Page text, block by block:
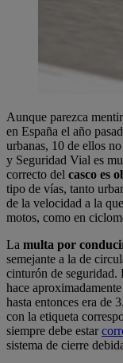
Aunque parezca
en España el año
urbanas, 10 de ellos
y Seguridad Vial es
correcto del casco es
tipo de vías, tanto
de la velocidad a la
motos, como en
La multa por
semejante a la de
cinturón de seguridad.
hace
hasta entonces era de
con la etiqueta
siempre debe estar
sistema de cierre